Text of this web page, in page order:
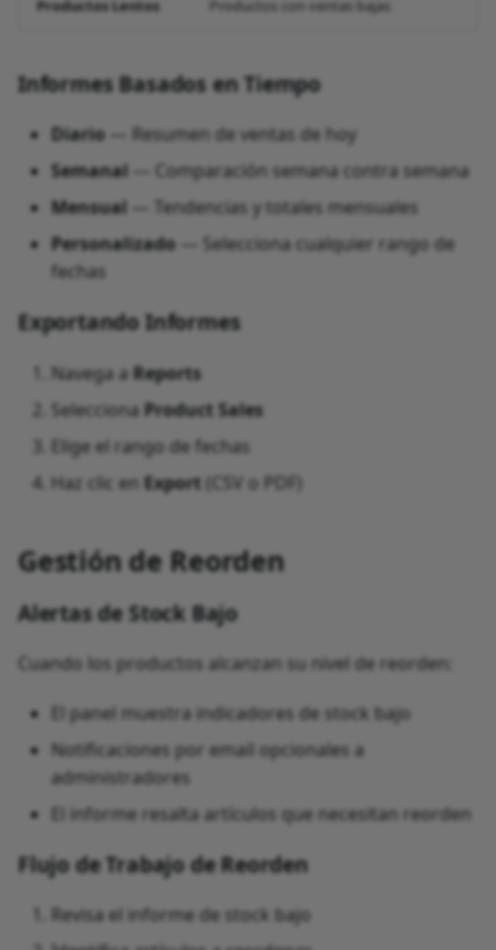
Productos Lentos Productos con ventas bajas
Informes Basados en Tiempo
Diario — Resumen de ventas de hoy
Semanal — Comparación semana contra semana
Mensual — Tendencias y totales mensuales
Personalizado — Selecciona cualquier rango de
fechas
Exportando Informes
Navega aReports
SeleccionaProduct Sales
Elige el rango de fechas
Haz clic en Export (CSV o PDF)
Gestión de Reorden
Alertas de Stock Bajo
Cuando los productos alcanzan su nivel de reorden:
El panel muestra indicadores de stock bajo
Notificaciones por email opcionales a
administradores
El informe resalta artículos que necesitan reorden
Flujo de Trabajo de Reorden
Revisa el informe de stock bajo